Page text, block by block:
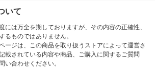
いて
には万全を期しておりますが、その内容の正確性、
るものではありません。
ージは、この商品を取り扱うストアによって運営さ
載されている内容や商品、ご購入に関するご質問
い合わせください。